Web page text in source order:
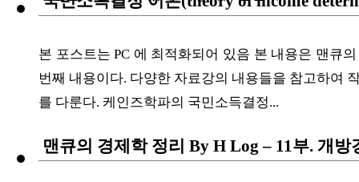
ⓘ
본 포스트는 PC 에 최적화되어 있음 본 내용은 맨큐
번째 내용이다. 다양한 자료강의 내용들을 참고하여
를 다룬다. 케인즈학파의 국민소득결정...
맨큐의 경제학 정리 By H Log – 11부. 개